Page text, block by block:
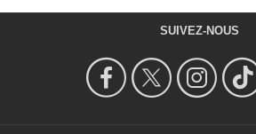
SUIVEZ-NOUS